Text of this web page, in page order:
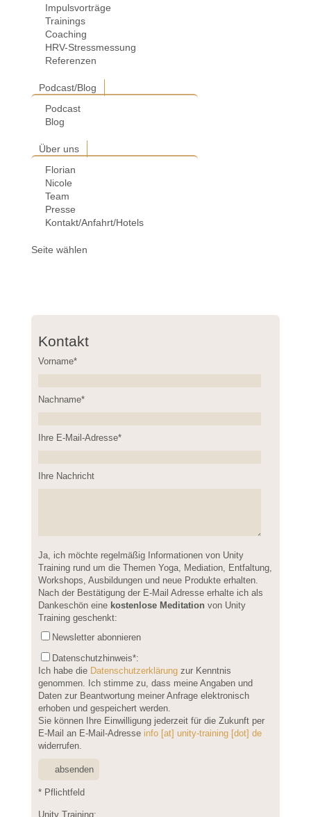
Impulsvorträge
Trainings
Coaching
HRV-Stressmessung
Referenzen
Podcast/Blog
Podcast
Blog
Über uns
Florian
Nicole
Team
Presse
Kontakt/Anfahrt/Hotels
Seite wählen
Kontakt
Vorname*
Nachname*
Please leave this field empty.
Ihre E-Mail-Adresse*
Ihre Nachricht
Please leave this field empty.
Ja, ich möchte regelmäßig Informationen von Unity
Training rund um die Themen Yoga, Mediation, Entfaltung,
Workshops, Ausbildungen und neue Produkte erhalten.
Nach der Bestätigung der E-Mail Adresse erhalte ich als
Dankeschön eine kostenlose Meditation von Unity
Training geschenkt:
Newsletter abonnieren
Datenschutzhinweis*:
Ich habe die Datenschutzerklärungzur Kenntnis
genommen. Ich stimme zu, dass meine Angaben und
Daten zur Beantwortung meiner Anfrage elektronisch
erhoben und gespeichert werden.
Sie können Ihre Einwilligung jederzeit für die Zukunft per
E-Mail an E-Mail-Adresse info [at] unity-training [dot] de
widerrufen.
* Pflichtfeld
Unity Training: